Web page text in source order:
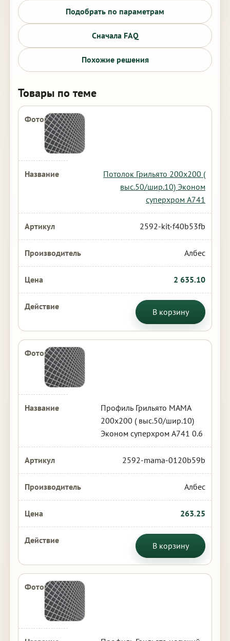
Подобрать по параметрам
Сначала FAQ
Похожие решения
Товары по теме
Потолок Грильято 200х200 (
выс.50/шир.10) Эконом
суперхром А741
2592-kit-f40b53fb
Албес
2 635.10
В корзину
Профиль Грильято МАМА
200х200 ( выс.50/шир.10)
Эконом суперхром А741 0.6
2592-mama-0120b59b
Албес
263.25
В корзину